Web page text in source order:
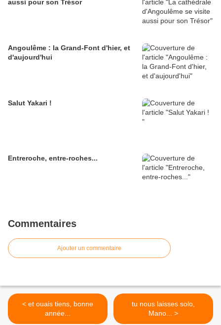
aussi pour son Trésor
Angoulême : la Grand-Font d'hier, et
d'aujourd'hui
Salut Yakari !
Entreroche, entre-roches...
Commentaires
Ajouter un commentaire
< et ouais tiens, bonne
année...
tu nous laisses solo,
Mano... >